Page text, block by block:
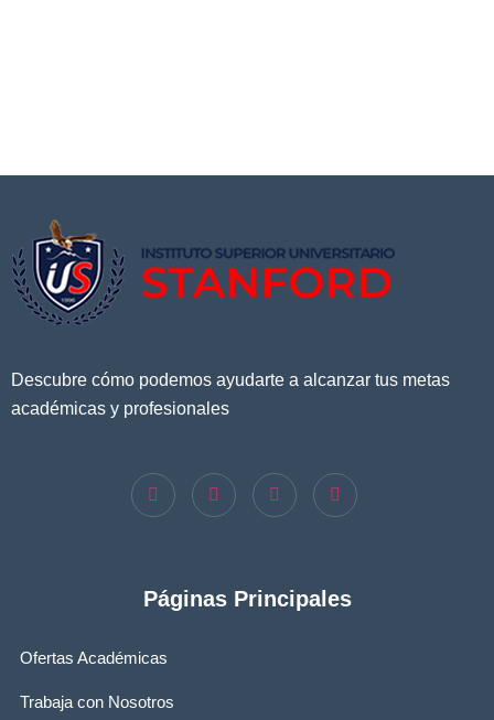
Descubre cómo podemos ayudarte a alcanzar tus metas
académicas y profesionales
Páginas Principales
Ofertas Académicas
Trabaja con Nosotros